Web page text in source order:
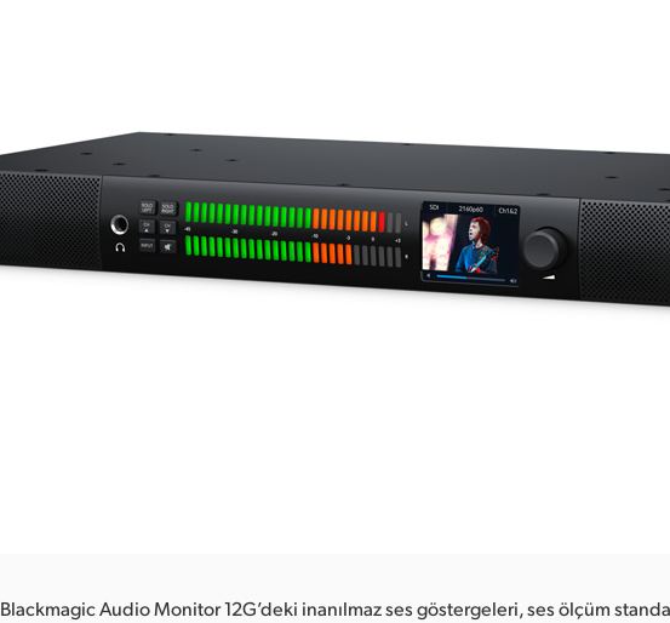
Blackmagic Audio Monitor 12G’deki inanılmaz ses göstergeleri, ses ölçüm